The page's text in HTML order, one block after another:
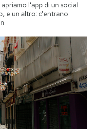
l'app di un social
e un altro: c'entrano